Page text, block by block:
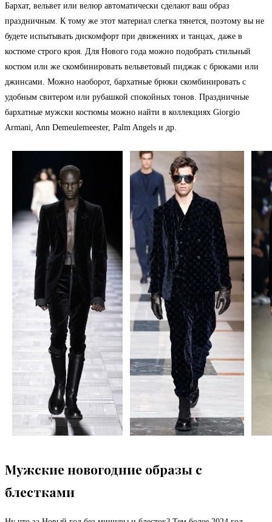
Бархат, вельвет или велюр автоматически сделают ваш образ
праздничным. К тому же этот материал слегка тянется, поэтому вы не
будете испытывать дискомфорт при движениях и танцах, даже в
костюме строго кроя. Для Нового года можно подобрать стильный
костюм или же скомбинировать вельветовый пиджак с брюками или
джинсами. Можно наоборот, бархатные брюки скомбинировать с
удобным свитером или рубашкой спокойных тонов. Праздничные
бархатные мужски костюмы можно найти в коллекциях Giorgio
Armani, Ann Demeulemeester, Palm Angels и др.
Мужские новогодние образы с
блестками